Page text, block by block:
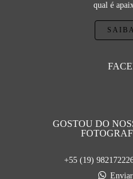
qual é
GOSTOU DO
+55 (19)